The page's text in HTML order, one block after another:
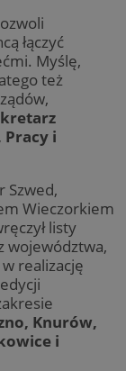
łączyć
Myślę,
też
i
Szwed,
Wieczorkiem
listy
województwa,
realizację
Knurów,
i